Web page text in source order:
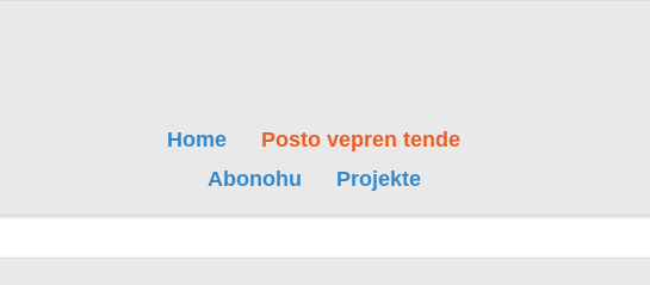
Home
Posto vepren tende
Abonohu
Projekte